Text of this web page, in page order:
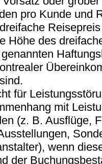
pro Kunde und
Höhe des
für
mit
(z. B. Ausflüge,
wenn
der